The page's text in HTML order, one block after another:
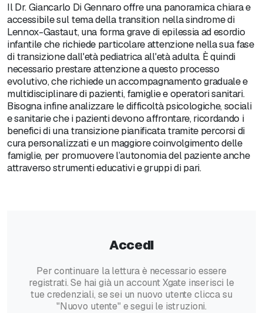
Il Dr. Giancarlo Di Gennaro offre una panoramica chiara e
accessibile sul tema della transition nella sindrome di
Lennox-Gastaut, una forma grave di epilessia ad esordio
infantile che richiede particolare attenzione nella sua fase
di transizione dall'età pediatrica all'età adulta. È quindi
necessario prestare attenzione a questo processo
evolutivo, che richiede un accompagnamento graduale e
multidisciplinare di pazienti, famiglie e operatori sanitari.
Bisogna infine analizzare le difficoltà psicologiche, sociali
e sanitarie che i pazienti devono affrontare, ricordando i
benefici di una transizione pianificata tramite percorsi di
cura personalizzati e un maggiore coinvolgimento delle
famiglie, per promuovere l’autonomia del paziente anche
attraverso strumenti educativi e gruppi di pari.
Accedi
Per continuare la lettura è necessario essere
registrati. Se hai già un account Xgate inserisci le
tue credenziali, se sei un nuovo utente clicca su
"Nuovo utente" e segui le istruzioni.